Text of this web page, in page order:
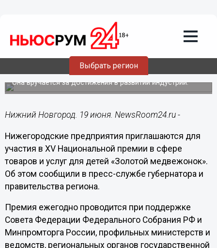
Выбрать регион
Нижегородские производители
детских товаров могут получить
премию «Золотой медвежонок»
Она вручается за достижения в развитии индустрии.
Нижний Новгород. 19 июня. NewsRoom24.ru -
Нижегородские предприятия приглашаются для
участия в XV Национальной премии в сфере
товаров и услуг для детей «Золотой медвежонок».
Об этом сообщили в пресс-службе губернатора и
правительства региона.
Премия ежегодно проводится при поддержке
Совета Федерации Федерального Собрания РФ и
Минпромторга России, профильных министерств и
ведомств, региональных органов государственной